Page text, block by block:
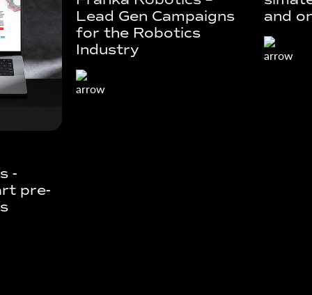
-
pre-
Lead Gen Campaigns
for the Robotics
Industry
and